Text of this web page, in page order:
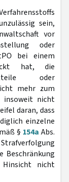
sein,
vor
oder
bei einem
hat, die
oder
mehr zum
insoweit nicht
daran, dass
einzelne
§ 154a Abs.
Beschränkung
Hinsicht nicht